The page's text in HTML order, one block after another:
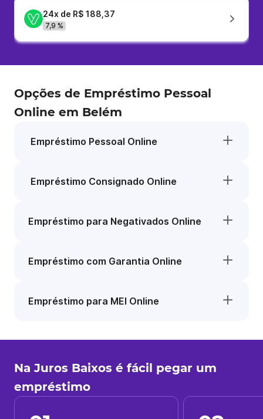
24x de R$ 188,37
7,9 %
Opções de Empréstimo Pessoal
Online em Belém
Empréstimo Pessoal Online
Empréstimo Consignado Online
Empréstimo para Negativados Online
Empréstimo com Garantia Online
Empréstimo para MEI Online
Na Juros Baixos é fácil pegar um
empréstimo